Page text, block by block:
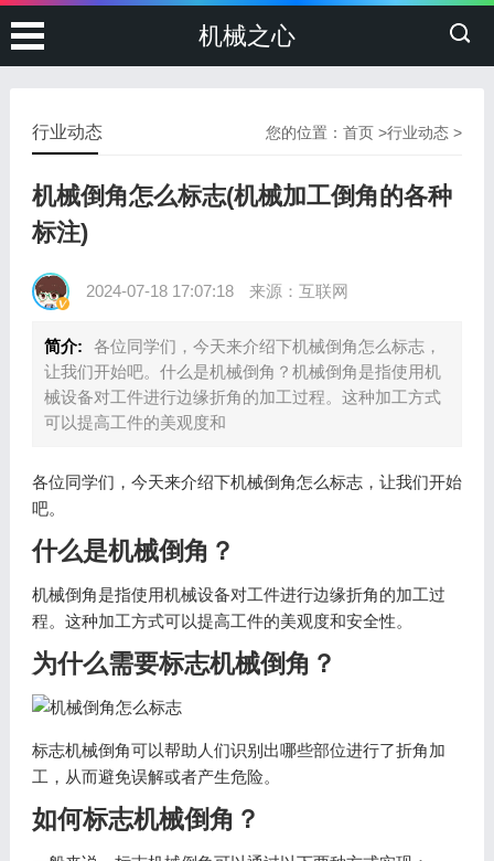
机械之心
您的位置：首页 >行业动态 >
行业动态
机械倒角怎么标志(机械加工倒角的各种
标注)
2024-07-18 17:07:18 来源：互联网
简介:
各位同学们，今天来介绍下机械倒角怎么标志，
让我们开始吧。什么是机械倒角？机械倒角是指使用机
械设备对工件进行边缘折角的加工过程。这种加工方式
可以提高工件的美观度和
各位同学们，今天来介绍下机械倒角怎么标志，让我们开始
吧。
什么是机械倒角？
机械倒角是指使用机械设备对工件进行边缘折角的加工过
程。这种加工方式可以提高工件的美观度和安全性。
为什么需要标志机械倒角？
标志机械倒角可以帮助人们识别出哪些部位进行了折角加
工，从而避免误解或者产生危险。
如何标志机械倒角？